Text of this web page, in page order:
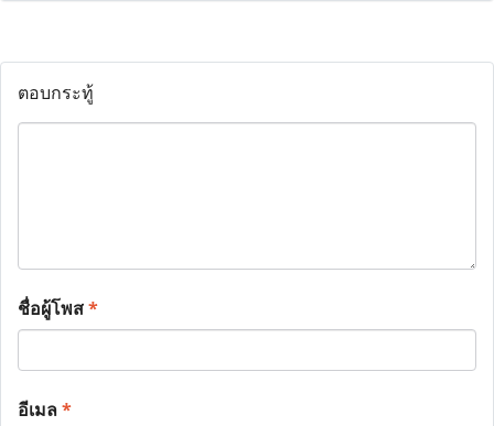
ตอบกระทู้
ชื่อผู้โพส*
อีเมล*